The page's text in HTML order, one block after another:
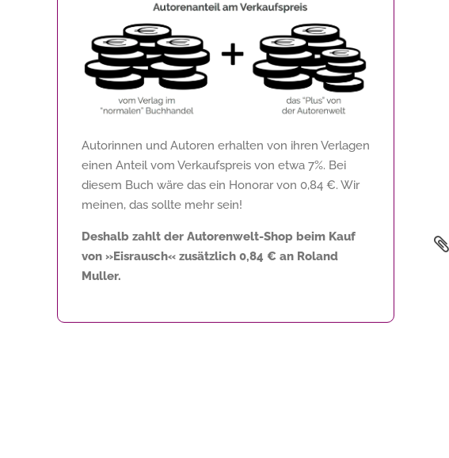
Autorinnen und Autoren erhalten von ihren Verlagen
einen Anteil vom Verkaufspreis von etwa 7%. Bei
diesem Buch wäre das ein Honorar von 0,84 €. Wir
meinen, das sollte mehr sein!
Deshalb zahlt der Autorenwelt-Shop beim Kauf
von »Eisrausch« zusätzlich 0,84 € an Roland
Muller.